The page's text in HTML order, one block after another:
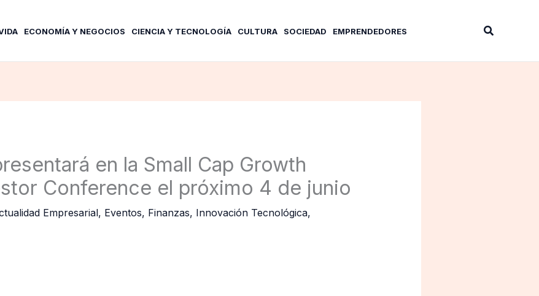
ECONOMÍA Y NEGOCIOS CIENCIA Y TECNOLOGÍA CULTURA SOCIEDAD EMPRENDEDORES Buscar
en la Small Cap Growth
Conference el próximo 4 de junio
Empresarial, Eventos, Finanzas, Innovación Tecnológica,